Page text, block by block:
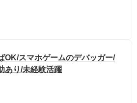
OK/スマホゲームのデバッガー/
あり/未経験活躍